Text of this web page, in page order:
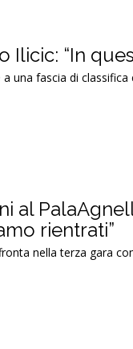
Ilicic: “In
una fascia di
al
rientrati”
nella terza gara